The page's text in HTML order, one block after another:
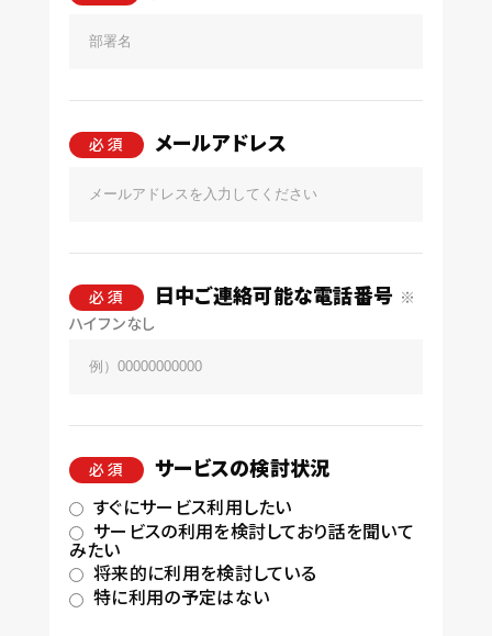
必 須 メールアドレス
必 須 日中ご連絡可能な電話番号 ※
ハイフンなし
必 須 サービスの検討状況
すぐにサービス利用したい
サービスの利用を検討しており話を聞いて
みたい
将来的に利用を検討している
特に利用の予定はない